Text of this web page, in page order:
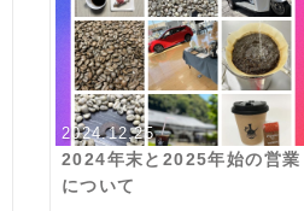
2024.12.25
2024年末と2025年始の営業
について